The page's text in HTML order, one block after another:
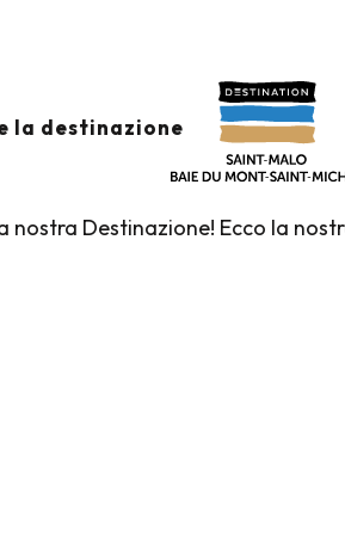
la destinazione
favoris
Destinazione! Ecco la